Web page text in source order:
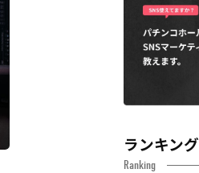
ランキング
Ranking